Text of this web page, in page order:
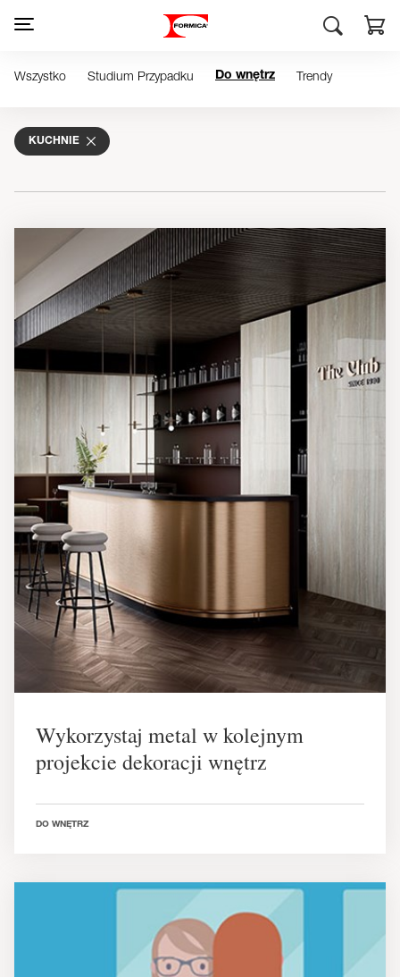
Wszystko Studium Przypadku Do wnętrz Trendy
KUCHNIE
Wykorzystaj metal w kolejnym
projekcie dekoracji wnętrz
DO WNĘTRZ